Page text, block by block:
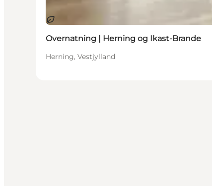
Bæredygtige oplevelser
Overnatning | Herning og Ikast-Brande
Herning, Vestjylland